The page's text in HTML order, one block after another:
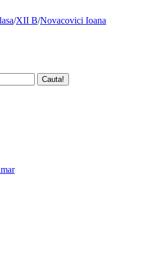
/XII B/Novacovici Ioana